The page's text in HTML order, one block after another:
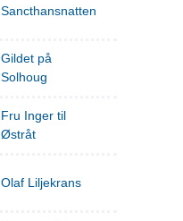
Sancthansnatten
Gildet på
Solhoug
Fru Inger til
Østråt
Olaf Liljekrans